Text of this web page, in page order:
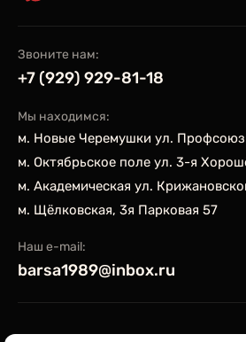
Звоните нам:
+7 (929) 929-81-18
Мы находимся:
м. Новые Черемушки ул.
м. Октябрьское поле ул. 3-я
м. Академическая ул.
м. Щёлковская, 3я Парковая 57
Наш e-mail:
barsa1989@inbox.ru